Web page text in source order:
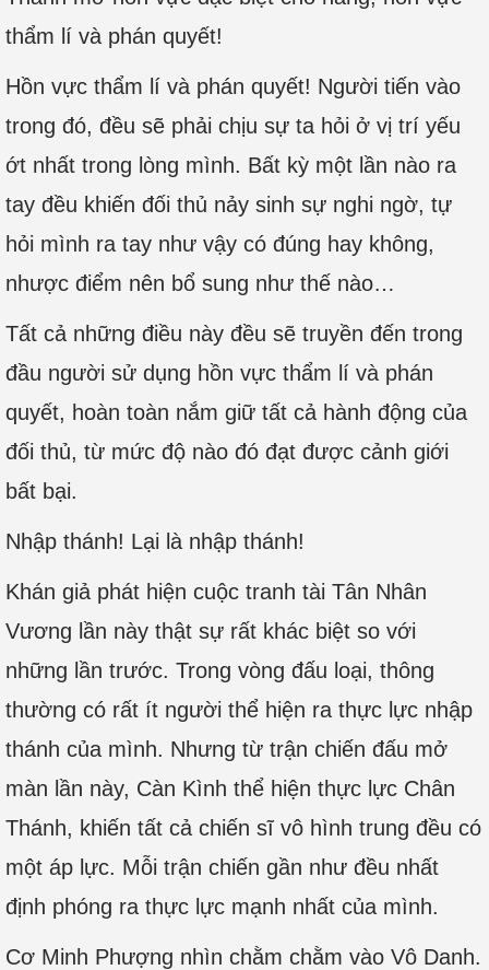
thẩm lí và phán quyết!
Hồn vực thẩm lí và phán quyết! Người tiến vào
trong đó, đều sẽ phải chịu sự ta hỏi ở vị trí yếu
ớt nhất trong lòng mình. Bất kỳ một lần nào ra
tay đều khiến đối thủ nảy sinh sự nghi ngờ, tự
hỏi mình ra tay như vậy có đúng hay không,
nhược điểm nên bổ sung như thế nào…
Tất cả những điều này đều sẽ truyền đến trong
đầu người sử dụng hồn vực thẩm lí và phán
quyết, hoàn toàn nắm giữ tất cả hành động của
đối thủ, từ mức độ nào đó đạt được cảnh giới
bất bại.
Nhập thánh! Lại là nhập thánh!
Khán giả phát hiện cuộc tranh tài Tân Nhân
Vương lần này thật sự rất khác biệt so với
những lần trước. Trong vòng đấu loại, thông
thường có rất ít người thể hiện ra thực lực nhập
thánh của mình. Nhưng từ trận chiến đấu mở
màn lần này, Càn Kình thể hiện thực lực Chân
Thánh, khiến tất cả chiến sĩ vô hình trung đều có
một áp lực. Mỗi trận chiến gần như đều nhất
định phóng ra thực lực mạnh nhất của mình.
Cơ Minh Phượng nhìn chằm chằm vào Vô Danh.